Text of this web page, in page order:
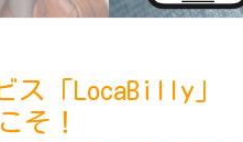
ス「LocaBilly」
そ！